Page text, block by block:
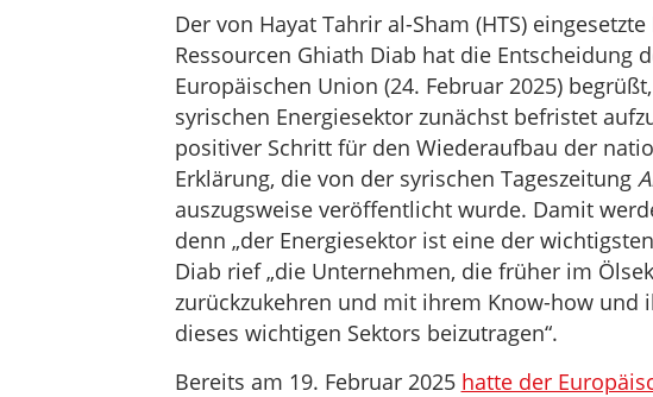
Der von Hayat Tahrir al-Sham (HTS)
Ressourcen Ghiath Diab hat die Entscheidung
Europäischen Union (24. Februar 2025)
syrischen Energiesektor zunächst befristet
positiver Schritt für den Wiederaufbau der
Erklärung, die von der syrischen Tageszeitung
auszugsweise veröffentlicht wurde. Damit
denn „der Energiesektor ist eine der
Diab rief „die Unternehmen, die früher im
zurückzukehren und mit ihrem Know-how und
dieses wichtigen Sektors beizutragen“.
Bereits am 19. Februar 2025 hatte der